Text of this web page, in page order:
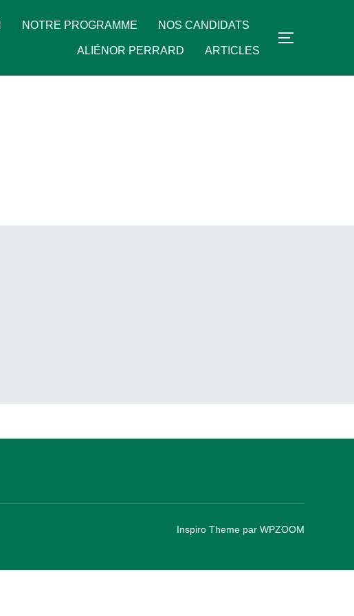
NOTRE PROGRAMME NOS CANDIDATS
ALIÉNOR PERRARD ARTICLES
Inspiro Theme par WPZOOM